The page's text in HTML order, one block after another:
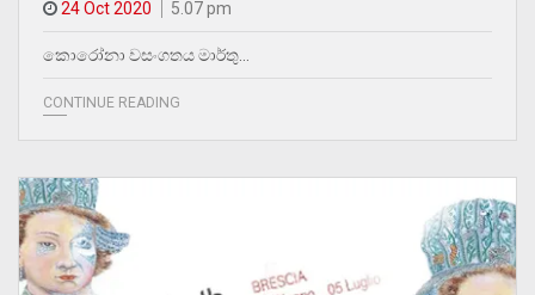
24 Oct 2020 5.07 pm
කොරෝනා වසංගතය මාර්තු…
CONTINUE READING